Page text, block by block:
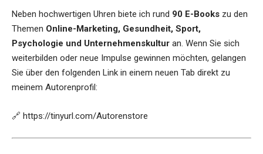
Neben hochwertigen Uhren biete ich rund 90 E-Books zu den
Themen Online-Marketing, Gesundheit, Sport,
Psychologie und Unternehmenskultur an. Wenn Sie sich
weiterbilden oder neue Impulse gewinnen möchten, gelangen
Sie über den folgenden Link in einem neuen Tab direkt zu
meinem Autorenprofil:
🔗 https://tinyurl.com/Autorenstore